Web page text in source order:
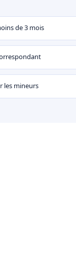
de 3 mois
les mineurs